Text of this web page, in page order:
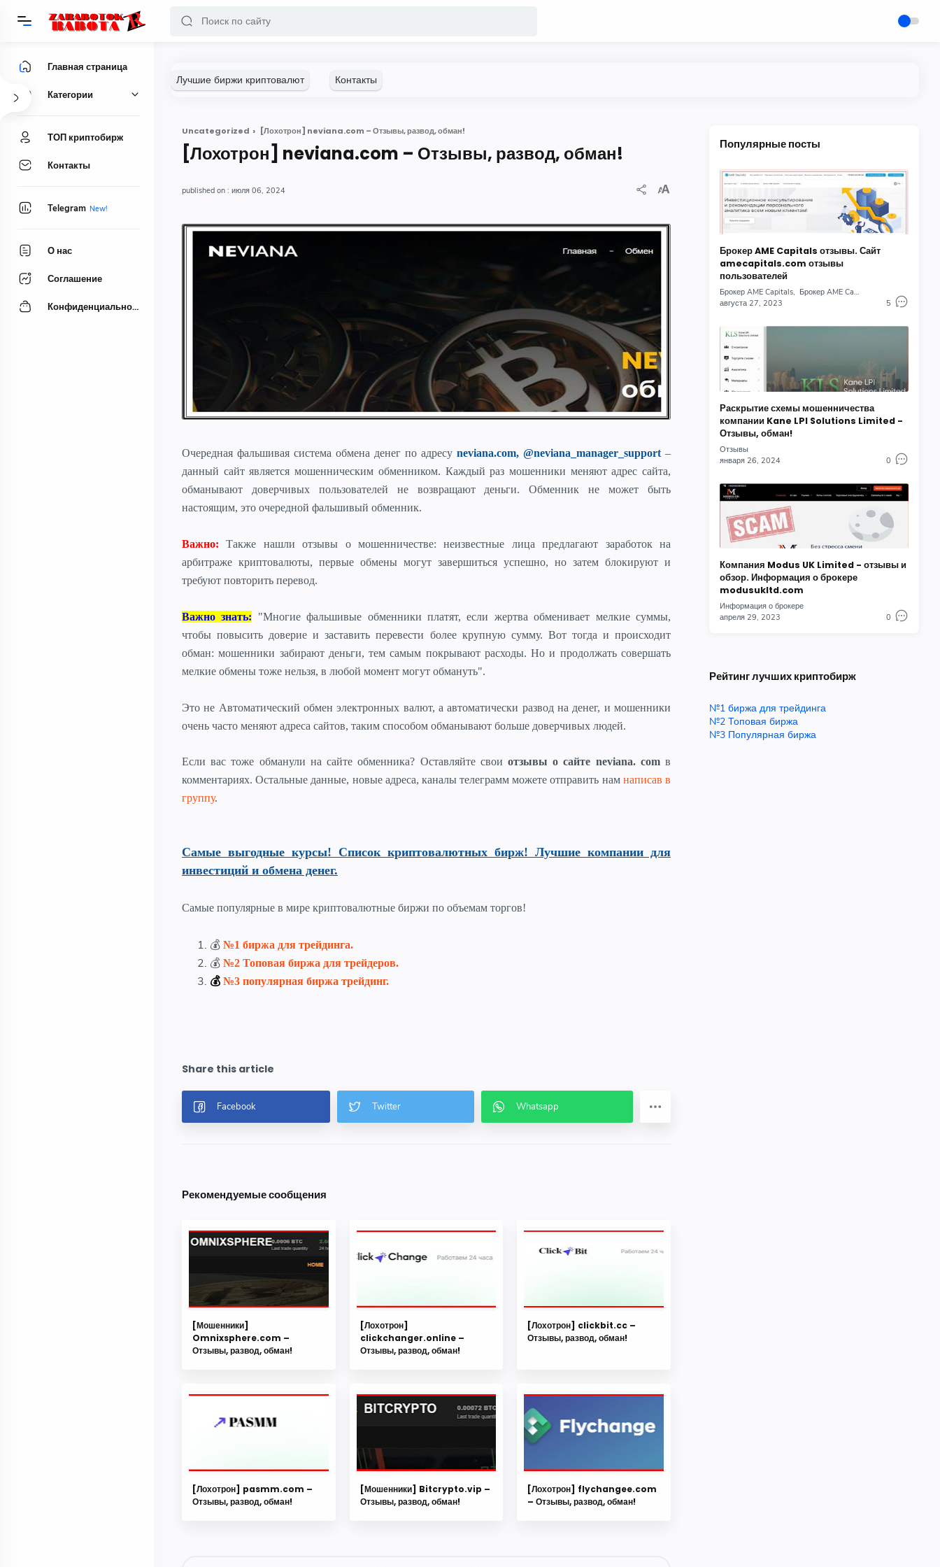
Uncategorized [Лохотрон] neviana.com – Отзывы, развод, обман!
[Лохотрон] neviana.com – Отзывы, развод, обман!
июля 06, 2024
Очередная фальшивая система обмена денег по адресу neviana.com, @neviana_manager_support –
данный сайт является мошенническим обменником. Каждый раз мошенники меняют адрес сайта,
обманывают доверчивых пользователей не возвращают деньги. Обменник не может быть
настоящим, это очередной фальшивый обменник.
Важно: Также нашли отзывы о мошенничестве: неизвестные лица предлагают заработок на
арбитраже криптовалюты, первые обмены могут завершиться успешно, но затем блокируют и
требуют повторить перевод.
Важно знать: "Многие фальшивые обменники платят, если жертва обменивает мелкие суммы,
чтобы повысить доверие и заставить перевести более крупную сумму. Вот тогда и происходит
обман: мошенники забирают деньги, тем самым покрывают расходы. Но и продолжать совершать
мелкие обмены тоже нельзя, в любой момент могут обмануть".
Это не Автоматический обмен электронных валют, а автоматически развод на денег, и мошенники
очень часто меняют адреса сайтов, таким способом обманывают больше доверчивых людей.
Если вас тоже обманули на сайте обменника? Оставляйте свои отзывы о сайте neviana. comв
комментариях. Остальные данные, новые адреса, каналы телеграмм можете отправить нам написав в
группу.
Самые выгодные курсы! Список криптовалютных бирж! Лучшие компании для
инвестиций и обмена денег.
Самые популярные в мире криптовалютные биржи по объемам торгов!
💰 №1 биржа для трейдинга.
💰 №2 Топовая биржа для трейдеров.
💰 №3 популярная биржа трейдинг.
Рекомендуемые сообщения
[Мошенники]
Omnixsphere.com –
Отзывы, развод, обман!
[Лохотрон]
clickchanger.online –
Отзывы, развод, обман!
[Лохотрон] clickbit.cc –
Отзывы, развод, обман!
[Лохотрон] pasmm.com –
Отзывы, развод, обман!
[Мошенники] Bitcrypto.vip –
Отзывы, развод, обман!
[Лохотрон] flychangee.com
– Отзывы, развод, обман!
Популярные посты
Брокер AME Capitals отзывы. Сайт
amecapitals.com отзывы
пользователей
Брокер AME Capitals
Брокер AME Capitals отзывы
августа 27, 2023
5
Раскрытие схемы мошенничества
компании Kane LPI Solutions Limited -
Отзывы, обман!
Отзывы
января 26, 2024
0
Компания Modus UK Limited - отзывы и
обзор. Информация о брокере
modusukltd.com
Информация о брокере
апреля 29, 2023
0
Рейтинг лучших криптобирж
№1 биржа для трейдинга
№2 Топовая биржа
№3 Популярная биржа
Главная страница
Категории
ТОП криптобирж
Контакты
Telegram
О нас
Соглашение
Конфиденциальность